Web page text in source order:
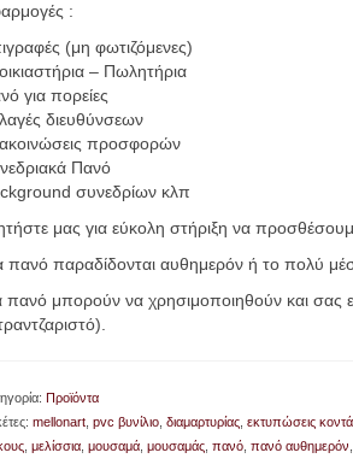
:
(μη φωτιζόμενες)
– Πωλητήρια
για πορείες
διευθύνσεων
προσφορών
Πανό
συνεδρίων κλπ
μας για εύκολη στήριξη να
πανό παραδίδονται αυθημερόν ή το πολύ
πανό μπορούν να χρησιμοποιηθούν και σας
Προϊόντα
mellonart, pvc βυνίλιο, διαμαρτυρίας, εκτυπώσεις κοντά,
, μελίσσια, μουσαμά, μουσαμάς, πανό, πανό αυθημερόν